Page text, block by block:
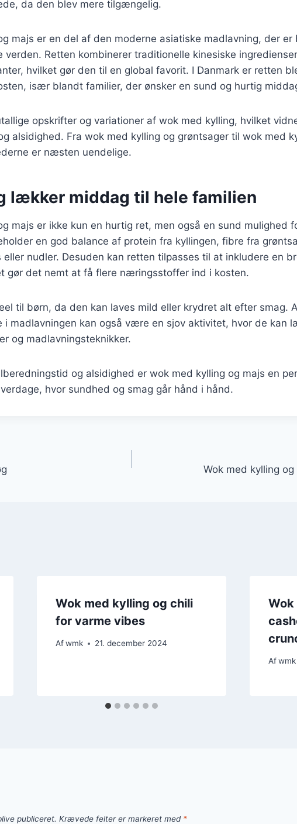
da den blev mere tilgængelig.
majs er en del af den moderne asiatiske madlavning, der er
verden. Retten kombinerer traditionelle kinesiske
hvilket gør den til en global favorit. I Danmark er retten
især blandt familier, der ønsker en sund og hurtig
opskrifter og variationer af wok med kylling, hvilket
alsidighed. Fra wok med kylling og grøntsager til wok med
er næsten uendelige.
lækker middag til hele familien
majs er ikke kun en hurtig ret, men også en sund mulighed
en god balance af protein fra kyllingen, fibre fra
eller nudler. Desuden kan retten tilpasses til at inkludere en
gør det nemt at få flere næringsstoffer ind i kosten.
til børn, da den kan laves mild eller krydret alt efter smag.
i madlavningen kan også være en sjov aktivitet, hvor de kan
og madlavningsteknikker.
og alsidighed er wok med kylling og majs en
hvor sundhed og smag går hånd i hånd.
Wok med kylling
Wok med kylling og chili
for varme vibes
Af wmk 21. december 2024
Wok
Af wmk
publiceret. Krævede felter er markeret med *